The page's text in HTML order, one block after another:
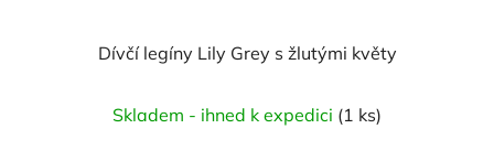
Dívčí legíny Lily Grey s žlutými květy
Skladem - ihned k expedici (1 ks)